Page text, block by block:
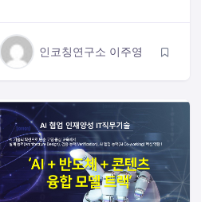
인코칭연구소 이주영